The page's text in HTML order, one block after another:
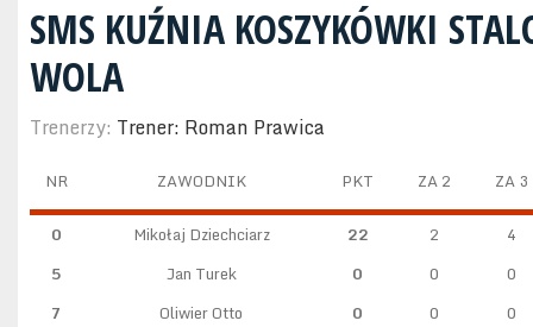
SMS KUŹNIA KOSZYKÓWKI
WOLA
Trenerzy: Trener: Roman Prawica
NR ZAWODNIK PKT ZA 2 ZA 3
0 Mikołaj Dziechciarz 22 2
4
5
Jan Turek 0 0
0
7
Oliwier Otto 0 0
0